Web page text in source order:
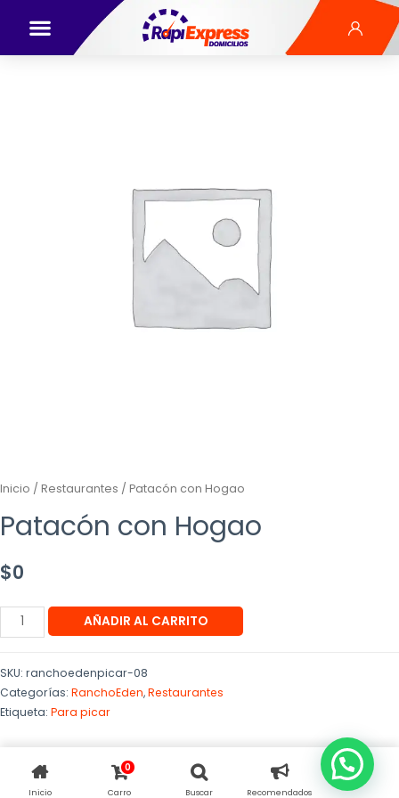
Inicio / Restaurantes / Patacón con Hogao
Patacón con Hogao
$0
AÑADIR AL CARRITO
SKU: ranchoedenpicar-08
Categorías: RanchoEden,Restaurantes
Etiqueta: Para picar
Inicio
0
Carro Buscar Recomendados